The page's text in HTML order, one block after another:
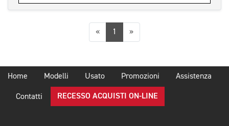
«Precedente
1 »Successiva
Home Modelli Usato Promozioni Assistenza
Contatti RECESSO ACQUISTI ON-LINE